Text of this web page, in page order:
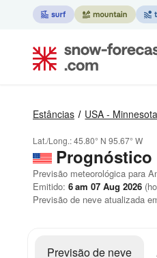
Estâncias USA - Minnesota
Lat./Long.:45.80° N 95.67° W
Prognóstico
Previsão meteorológica para
Emitido: 6 am 07 Aug 2026
Previsão de neve atualizada
Previsão de neve